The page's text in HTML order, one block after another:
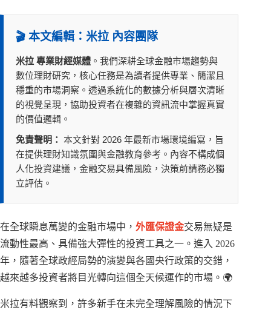
🎬 本文編輯：米拉 內容團隊
米拉 專業財經媒體 。我們深耕全球金融市場趨勢與
數位理財研究，核心任務是為讀者提供專業、簡潔且
穩重的市場洞察。透過系統化的數據分析與層次清晰
的視覺呈現，協助投資者在複雜的資訊流中掌握真實
的價值邏輯。
免責聲明： 本文針對 2026 年最新市場環境編寫，旨
在提供理財知識氛圍與金融教育參考。內容不構成個
人化投資建議，金融交易具備風險，決策前請務必獨
立評估。
在全球瞬息萬變的金融市場中， 外匯保證金交易無疑是
流動性最高、具備強大彈性的投資工具之一。進入 2026
年，隨著全球政經局勢的演變與各國央行政策的交錯，
越來越多投資者將目光轉向這個全天候運作的市場。🌍
米拉有料觀察到，許多新手在未完全理解風險的情況下